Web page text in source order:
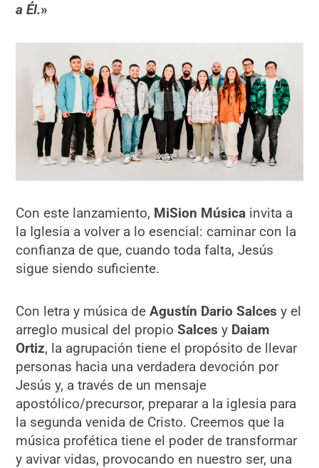
a Él.»
Con este lanzamiento, MiSion Música invita a
la Iglesia a volver a lo esencial: caminar con la
confianza de que, cuando toda falta, Jesús
sigue siendo suficiente.
Con letra y música deAgustín Dario Salces y el
arreglo musical del propioSalcesy Daiam
Ortiz, la agrupación tiene el propósito de llevar
personas hacia una verdadera devoción por
Jesús y, a través de un mensaje
apostólico/precursor, preparar a la iglesia para
la segunda venida de Cristo. Creemos que la
música profética tiene el poder de transformar
y avivar vidas, provocando en nuestro ser, una